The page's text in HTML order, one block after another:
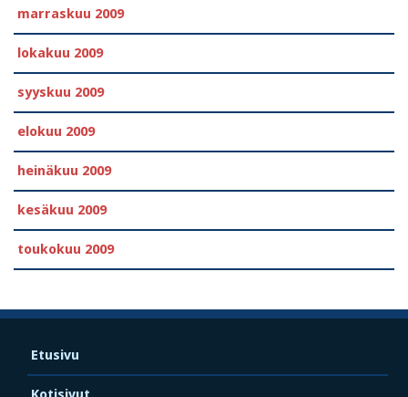
marraskuu 2009
lokakuu 2009
syyskuu 2009
elokuu 2009
heinäkuu 2009
kesäkuu 2009
toukokuu 2009
Etusivu